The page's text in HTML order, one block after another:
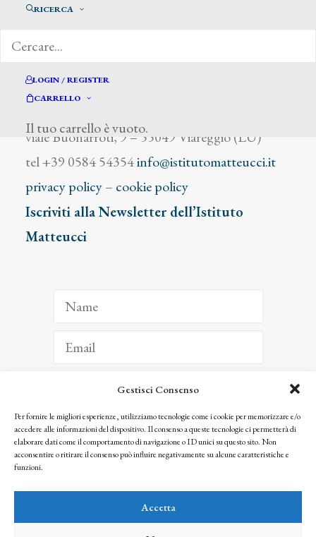
Gestisci Consenso
Per fornire le migliori esperienze, utilizziamo tecnologie come i cookie per memorizzare e/o
accedere alle informazioni del dispositivo. Il consenso a queste tecnologie ci permetterà di
elaborare dati come il comportamento di navigazione o ID unici su questo sito. Non
acconsentire o ritirare il consenso può influire negativamente su alcune caratteristiche e
funzioni.
Accetta
RICERCA
LOGIN / REGISTER
CARRELLO
Il tuo carrello è vuoto.
viale Buonarroti, 9 – 55049 Viareggio (LU)
tel +39 0584 54354info@istitutomatteucci.it
privacy policy– cookie policy
Iscriviti alla Newsletter dell’Istituto
Matteucci
ISCRIVITI
Facendo clic per iscriverti, riconosci che le tue informazioni saranno trattate
seguendo la nostra Privacy Policy
© 2025 Istituto Matteucci. All right reserved
l’autorizzazione scritta dei proprietari dei diritti e dell’Istituto Matteucci